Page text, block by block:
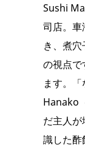
Sushi
司店。車
き、煮
の視点で
ます。
Hanako
だ主人
識した酢